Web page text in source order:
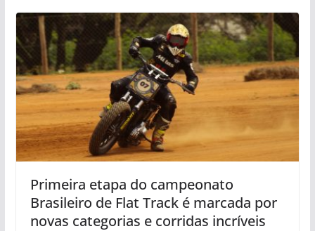
Primeira etapa do campeonato
Brasileiro de Flat Track é marcada por
novas categorias e corridas incríveis